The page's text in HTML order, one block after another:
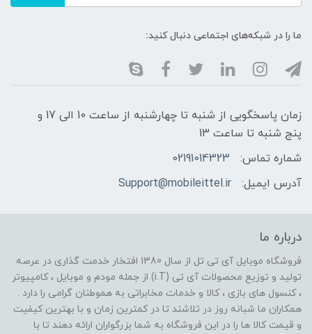
ما را در شبکه‌های اجتماعی دنبال کنید:
زمان پاسخگویی از شنبه تا چهارشنبه از ساعت 10 الی 17 و
پنج شنبه تا ساعت 13
شماره تماس:
02191014323
آدرس ایمیل:
Support@mobileittel.ir
درباره ما
فروشگاه موبایل آی تی تل از سال 1380 افتخار خدمت گذاری در عرصه
تولید و توزیع محصولات آی تی (i.T) از جمله مودم و موبایل ، کامپیوتر
، کنسول های بازی ، کالا و خدمات مخابراتی به هموطنان گرامی را دارد .
همکاران ما شبانه روز در تلاشند تا در کمترین زمان و با بهترین کیفیت
و قیمت کالا ها را در این فروشگاه به شما بزرگواران ارائه دهند تا با